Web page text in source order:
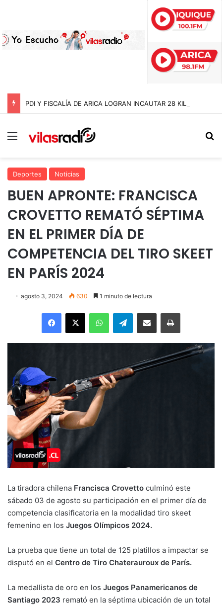
Menú
Deportes Noticias
BUEN APRONTE: FRANCISCA
CROVETTO REMATÓ SÉPTIMA
EN EL PRIMER DÍA DE
COMPETENCIA DEL TIRO SKEET
EN PARÍS 2024
agosto 3, 2024 630 1 minuto de lectura
Facebook
X WhatsAppTelegramEnviar vía email Imprimir
La tiradora chilena Francisca Crovetto culminó este
sábado 03 de agosto su participación en el primer día de
competencia clasificatoria en la modalidad tiro skeet
femenino en los Juegos Olímpicos 2024.
La prueba que tiene un total de 125 platillos a impactar se
disputó en el Centro de Tiro Chaterauroux de París.
La medallista de oro en los Juegos Panamericanos de
Santiago 2023 remató en la séptima ubicación de un total